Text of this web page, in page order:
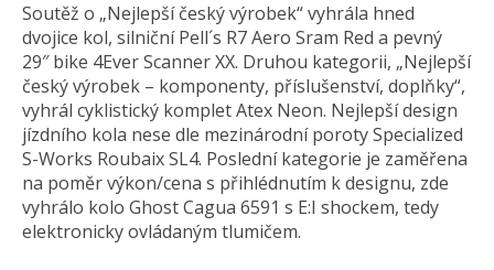
Soutěž o „Nejlepší český výrobek“ vyhrála hned
dvojice kol, silniční Pell´s R7 Aero Sram Red a pevný
29″ bike 4Ever Scanner XX. Druhou kategorii, „Nejlepší
český výrobek – komponenty, příslušenství, doplňky“,
vyhrál cyklistický komplet Atex Neon. Nejlepší design
jízdního kola nese dle mezinárodní poroty Specialized
S-Works Roubaix SL4. Poslední kategorie je zaměřena
na poměr výkon/cena s přihlédnutím k designu, zde
vyhrálo kolo Ghost Cagua 6591 s E:I shockem, tedy
elektronicky ovládaným tlumičem.